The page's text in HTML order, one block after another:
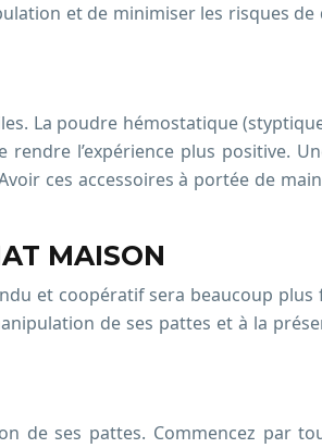
et de minimiser les risques
La poudre hémostatique
l’expérience plus positive.
ces accessoires à portée de
MAISON
et coopératif sera beaucoup
de ses pattes et à la
de ses pattes. Commencez par